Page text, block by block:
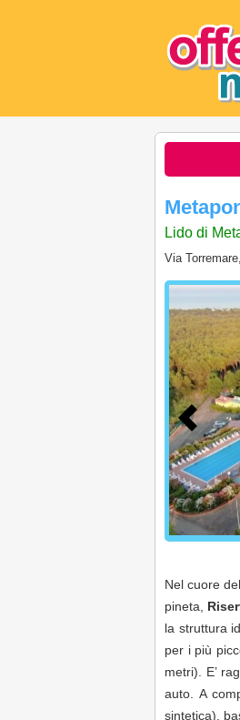
Lido di
Via
Nel cuore
pineta,
la struttura
per i più
metri). E’
auto. A
sintetica),